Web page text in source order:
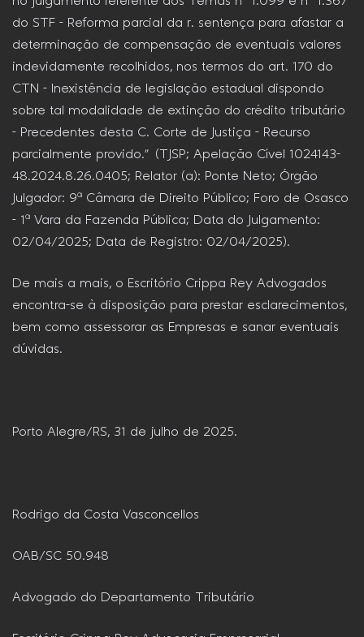
do STF – Reforma parcial da r. sentença para afastar a
determinação de compensação de eventuais valores
indevidamente recolhidos, nos termos do art. 170 do
CTN – Inexistência de legislação estadual dispondo
sobre tal modalidade de extinção do crédito tributário
– Precedentes desta C. Corte de Justiça – Recurso
parcialmente provido.” (TJSP; Apelação Cível 1024143-
48.2024.8.26.0405; Relator (a): Ponte Neto; Órgão
Julgador: 9ª Câmara de Direito Público; Foro de Osasco
– 1ª Vara da Fazenda Pública; Data do Julgamento:
02/04/2025; Data de Registro: 02/04/2025).
De mais a mais, o Escritório Crippa Rey Advogados
encontra-se à disposição para prestar esclarecimentos,
bem como assessorar as Empresas e sanar eventuais
dúvidas.
Porto Alegre/RS, 31 de julho de 2025.
Rodrigo da Costa Vasconcellos
OAB/SC 50.948
Advogado do Departamento Tributário